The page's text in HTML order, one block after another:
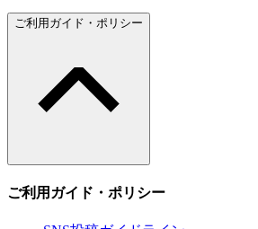
ご利用ガイド・ポリシー
ご利用ガイド・ポリシー